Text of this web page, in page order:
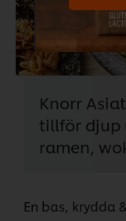
Knorr
tillför djup
ramen,
En bas, krydda